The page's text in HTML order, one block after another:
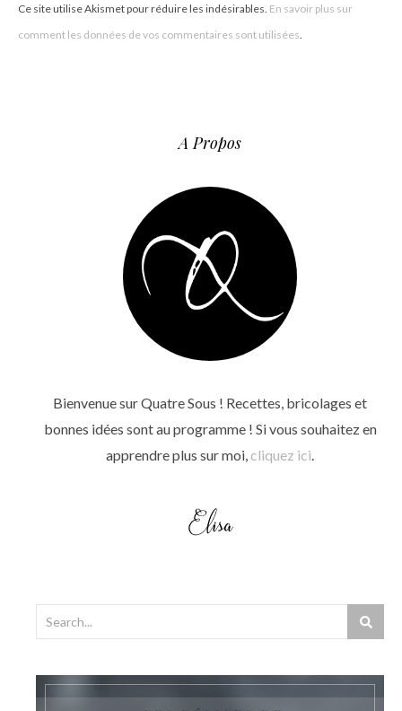
Ce site utilise Akismet pour réduire les indésirables. En savoir plus sur
comment les données de vos commentaires sont utilisées
A Propos
Bienvenue sur Quatre Sous ! Recettes, bricolages et
bonnes idées sont au programme ! Si vous souhaitez en
apprendre plus sur moi, cliquez ici